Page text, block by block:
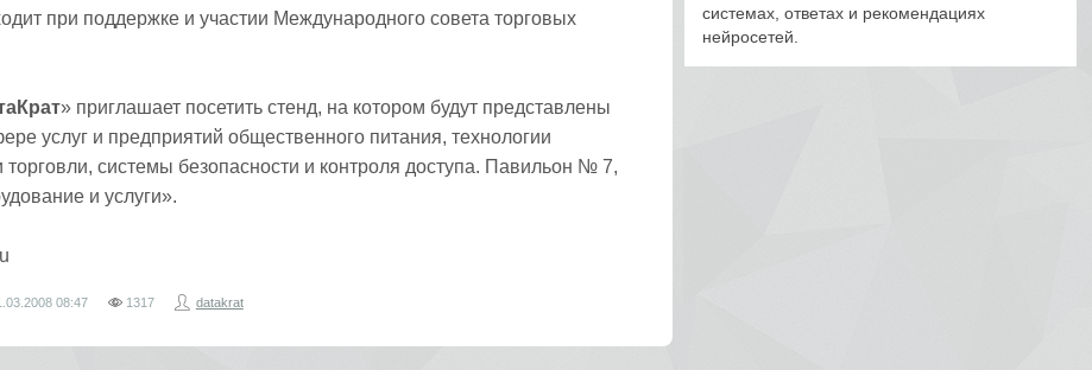
при поддержке и участии Международного совета торговых
» приглашает посетить стенд, на котором будут представлены
услуг и предприятий общественного питания, технологии
торговли, системы безопасности и контроля доступа. Павильон № 7,
и услуги».
08:47 1317 datakrat
системах, ответах и рекомендациях
нейросетей.